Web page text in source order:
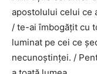
apostolului celui ce
/ te-ai îmbogățit cu
luminat pe cei ce
necunoștinței. /